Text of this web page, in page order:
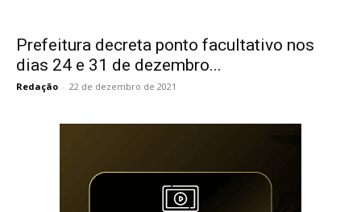
Prefeitura decreta ponto facultativo nos
dias 24 e 31 de dezembro...
Redação - 22 de dezembro de 2021